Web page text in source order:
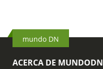
mundo DN
ACERCA DE MUNDODN